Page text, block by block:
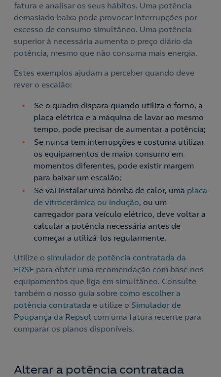
Contacte-nos
Nós ligamos!
Acepto lapolítica de protección de datos.
fatura e analisar os seus hábitos. Uma potência
demasiado baixa pode provocar interrupções por
excesso de consumo simultâneo. Uma potência
superior à necessária aumenta o preço diário da
potência, mesmo que não consuma mais energia.
Estes exemplos ajudam a perceber quando deve
rever o escalão:
Se o quadro dispara quando utiliza o forno, a
placa elétrica e a máquina de lavar ao mesmo
tempo, pode precisar de aumentar a potência;
Se nunca tem interrupções e costuma utilizar
os equipamentos de maior consumo em
momentos diferentes, pode existir margem
para baixar um escalão;
Se vai instalar uma bomba de calor, uma placa
de vitrocerâmica ou indução, ou um
carregador para veículo elétrico, deve voltar a
calcular a potência necessária antes de
começar a utilizá-los regularmente.
Utilize o simulador de potência contratada da
ERSE para obter uma recomendação com base nos
equipamentos que liga em simultâneo. Consulte
também o nosso guia sobre como escolher a
potência contratada e utilize o Simulador de
Poupança da Repsol com uma fatura recente para
comparar os planos disponíveis.
Alterar a potência contratada